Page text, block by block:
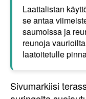
Laattalistan
se antaa
saumoissa ja
reunoja
laatoitetulle
Sivumarkiisi